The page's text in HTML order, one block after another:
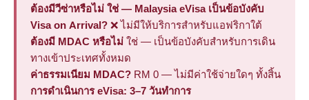
ต้องมีวีซ่าหรือไม่ ใช่ — Malaysia eVisa เป็นข้อบังคับ
Visa on Arrival? ❌ ไม่มีให้บริการสำหรับแอฟริกาใต้
ต้องมี MDAC หรือไม่ ใช่ — เป็นข้อบังคับสำหรับการเดิน
ทางเข้าประเทศทั้งหมด
ค่าธรรมเนียม MDAC? RM 0 — ไม่มีค่าใช้จ่ายใดๆ ทั้งสิ้น
การดำเนินการ eVisa: 3–7 วันทำการ